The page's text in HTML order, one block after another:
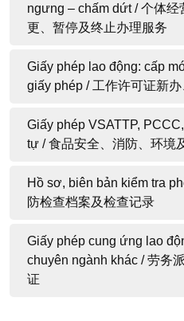
ngưng – chấm dứt / 个体
更、暂停及终止办理服务
Giấy phép lao động: cấp
giấy phép / 工作许可证新
Giấy phép VSATTP,
tự / 食品安全、消防、环境
Hồ sơ, biên bản kiểm tra
防检查档案及检查记录
Giấy phép cung ứng lao
chuyên ngành khác / 劳务
证